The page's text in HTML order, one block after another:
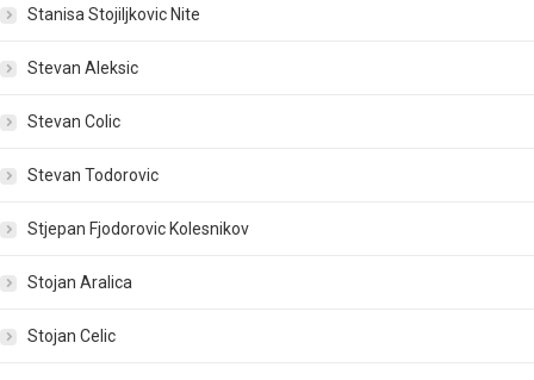
Stanisa Stojiljkovic Nite
Stevan Aleksic
Stevan Colic
Stevan Todorovic
Stjepan Fjodorovic Kolesnikov
Stojan Aralica
Stojan Celic